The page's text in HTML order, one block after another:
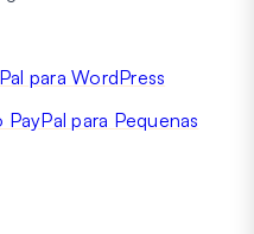
para WordPress
para Pequenas